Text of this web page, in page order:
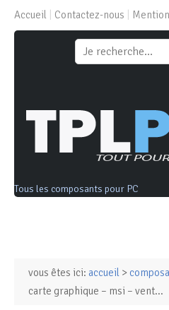
Accueil Contactez-nous
Tous les composants pour PC
Ordinateurs
vous êtes ici: accueil >
carte graphique – msi – vent...